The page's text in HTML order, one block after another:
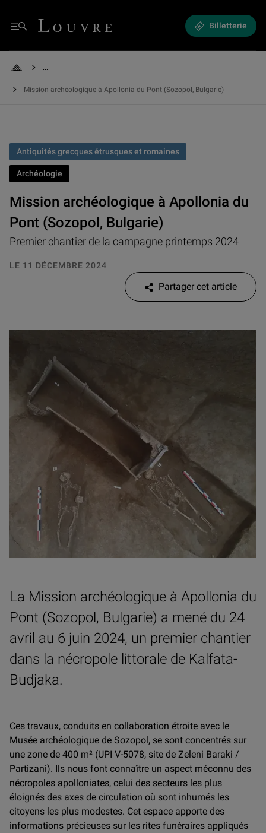
Menu
Louvre - Retour à l'accueil Billetterie
Retour à l'accueil
Mission archéologique à Apollonia du Pont (Sozopol, Bulgarie)
Mission archéologique à Apollonia du
Pont (Sozopol, Bulgarie)
Premier chantier de la campagne printemps 2024
Antiquités grecques étrusques et romaines
Archéologie
LE 11 DÉCEMBRE 2024
Partager cet article
La Mission archéologique à Apollonia du
Pont (Sozopol, Bulgarie) a mené du 24
avril au 6 juin 2024, un premier chantier
dans la nécropole littorale de Kalfata-
Budjaka.
Ces travaux, conduits en collaboration étroite avec le
Musée archéologique de Sozopol, se sont concentrés sur
une zone de 400 m² (UPI V-5078, site de Zeleni Baraki /
Partizani). Ils nous font connaître un aspect méconnu des
nécropoles apolloniates, celui des secteurs les plus
éloignés des axes de circulation où sont inhumés les
citoyens les plus modestes. Cet espace apporte des
informations précieuses sur les rites funéraires appliqués